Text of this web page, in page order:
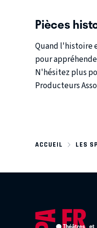
Pièces
Quand l'histoire
pour
N'hésitez plus
Producteurs
ACCUEIL LES